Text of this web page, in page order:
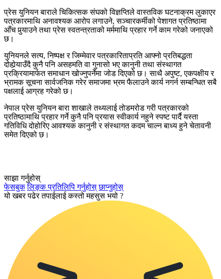
‎प्रेस युनियन बाराले चिकित्सक संघको विज्ञप्तिले वास्तविक घटनाक्रम लुकाएर
पत्रकारमाथि अनावश्यक आरोप लगाउने, सञ्चारकर्मीको पेशागत प्रतिष्ठामा
आँच पुर्‍याउने तथा प्रेस स्वतन्त्रताको मर्ममाथि प्रहार गर्ने काम गरेको जनाएको
छ।
युनियनले सत्य, निष्पक्ष र जिम्मेवार पत्रकारिताप्रति आफ्नो प्रतिबद्धता
दोहोर्‍याउँदै कुनै पनि असहमति वा गुनासो भए कानुनी तथा संस्थागत
प्रक्रियामार्फत समाधान खोज्नुपर्नेमा जोड दिएको छ। साथै अपुष्ट, एकपक्षीय र
भ्रामक सूचना सार्वजनिक गरेर समाजमा भ्रम फैलाउने कार्य नगर्न सम्बन्धित सबै
पक्षलाई आग्रह गरेको छ।
‎नेपाल प्रेस युनियन बारा शाखाले तथ्यलाई तोडमरोड गरी पत्रकारको
प्रतिष्ठामाथि प्रहार गर्ने कुनै पनि प्रयास स्वीकार्य नहुने स्पष्ट पार्दै यस्ता
गतिविधि दोहोरिए आवश्यक कानुनी र संस्थागत कदम चाल्न बाध्य हुने चेतावनी
समेत दिएको छ।
साझा गर्नुहोस्
फेसबुक लिङ्क प्रतिलिपि गर्नुहोस् छाप्नुहोस्
यो खबर पढेर तपाईलाई कस्तो महसुस भयो ?